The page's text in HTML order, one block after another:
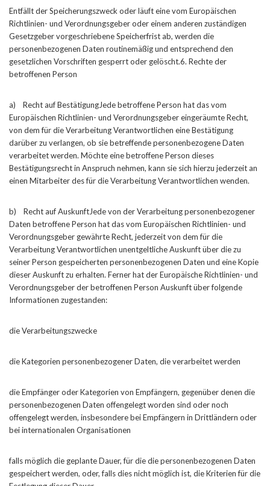
Entfällt der Speicherungszweck oder läuft eine vom Europäischen
Richtlinien- und Verordnungsgeber oder einem anderen zuständigen
Gesetzgeber vorgeschriebene Speicherfrist ab, werden die
personenbezogenen Daten routinemäßig und entsprechend den
gesetzlichen Vorschriften gesperrt oder gelöscht.6. Rechte der
betroffenen Person
a) Recht auf BestätigungJede betroffene Person hat das vom
Europäischen Richtlinien- und Verordnungsgeber eingeräumte Recht,
von dem für die Verarbeitung Verantwortlichen eine Bestätigung
darüber zu verlangen, ob sie betreffende personenbezogene Daten
verarbeitet werden. Möchte eine betroffene Person dieses
Bestätigungsrecht in Anspruch nehmen, kann sie sich hierzu jederzeit an
einen Mitarbeiter des für die Verarbeitung Verantwortlichen wenden.
b) Recht auf AuskunftJede von der Verarbeitung personenbezogener
Daten betroffene Person hat das vom Europäischen Richtlinien- und
Verordnungsgeber gewährte Recht, jederzeit von dem für die
Verarbeitung Verantwortlichen unentgeltliche Auskunft über die zu
seiner Person gespeicherten personenbezogenen Daten und eine Kopie
dieser Auskunft zu erhalten. Ferner hat der Europäische Richtlinien- und
Verordnungsgeber der betroffenen Person Auskunft über folgende
Informationen zugestanden:
die Verarbeitungszwecke
die Kategorien personenbezogener Daten, die verarbeitet werden
die Empfänger oder Kategorien von Empfängern, gegenüber denen die
personenbezogenen Daten offengelegt worden sind oder noch
offengelegt werden, insbesondere bei Empfängern in Drittländern oder
bei internationalen Organisationen
falls möglich die geplante Dauer, für die die personenbezogenen Daten
gespeichert werden, oder, falls dies nicht möglich ist, die Kriterien für die